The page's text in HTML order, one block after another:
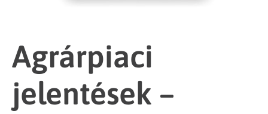
Agrárpiaci
jelentések –